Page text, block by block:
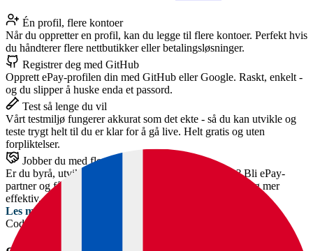
Én profil, flere kontoer
Når du oppretter en profil, kan du legge til flere kontoer. Perfekt hvis
du håndterer flere nettbutikker eller betalingsløsninger.
Registrer deg med GitHub
Opprett ePay-profilen din med GitHub eller Google. Raskt, enkelt -
og du slipper å huske enda et passord.
Test så lenge du vil
Vårt testmiljø fungerer akkurat som det ekte - så du kan utvikle og
teste trygt helt til du er klar for å gå live. Helt gratis og uten
forpliktelser.
Jobber du med flere kunder?
Er du byrå, utvikler eller konsulent med flere kunder? Bli ePay-
partner og få provisjon og tilgang til verktøy som gjør deg mer
effektiv.
Les mer om partnerskap
CodePen-demos